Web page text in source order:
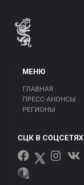
МЕНЮ
ГЛАВНАЯ
ПРЕСС-АНОНСЫ
РЕГИОНЫ
СЦК В СОЦСЕТЯХ